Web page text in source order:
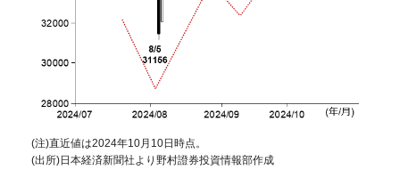
(注)直近値は2024年10月10日時点。
(出所)日本経済新聞社より野村證券投資情報部作成